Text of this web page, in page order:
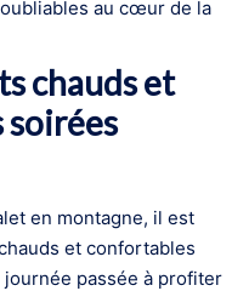
au cœur de la
chauds et
en montagne, il est
et confortables
passée à profiter